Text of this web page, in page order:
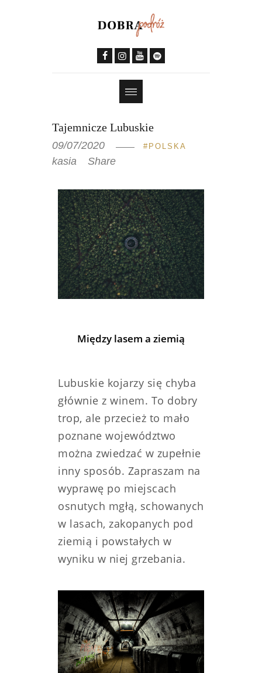
Tajemnicze Lubuskie
09/07/2020 POLSKA
kasia Share
Między lasem a ziemią
Lubuskie kojarzy się chyba
głównie z winem. To dobry
trop, ale przecież to mało
poznane województwo
można zwiedzać w zupełnie
inny sposób. Zapraszam na
wyprawę po miejscach
osnutych mgłą, schowanych
w lasach, zakopanych pod
ziemią i powstałych w
wyniku w niej grzebania.